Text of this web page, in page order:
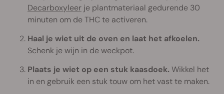
Decarboxyleer je plantmateriaal gedurende 30
minuten om de THC te activeren.
Haal je wiet uit de oven en laat het afkoelen.
Schenk je wijn in de weckpot.
Plaats je wiet op een stuk kaasdoek. Wikkel het
in en gebruik een stuk touw om het vast te maken.